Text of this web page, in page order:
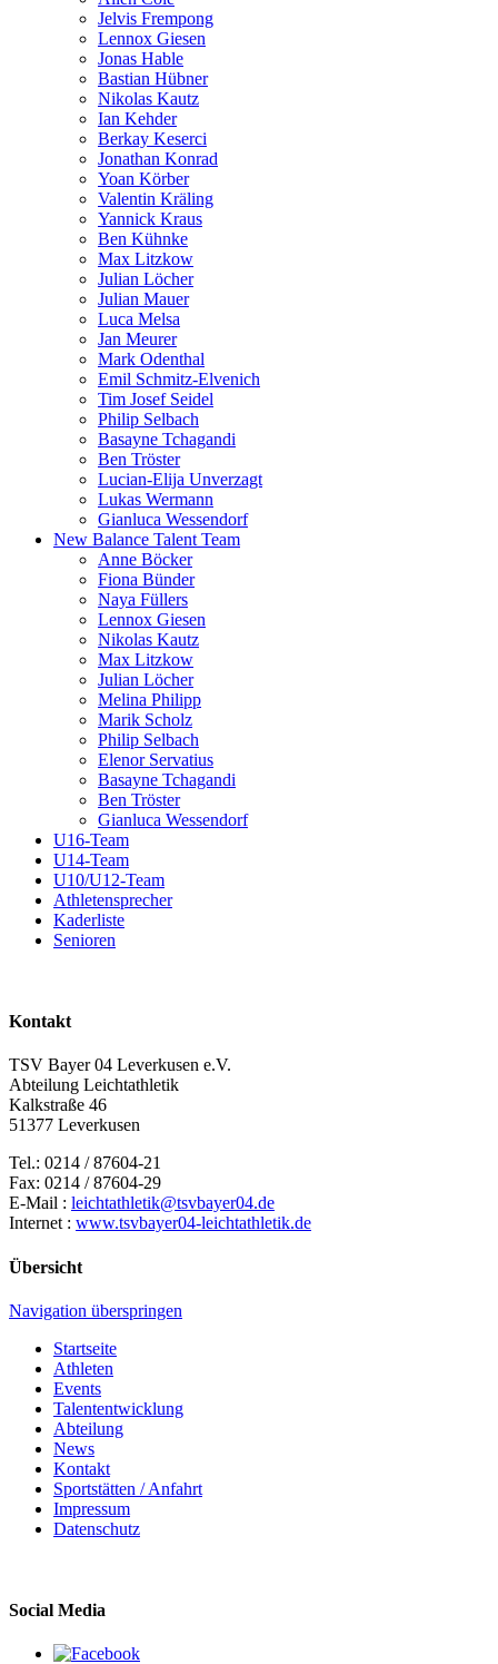
Jelvis Frempong
Lennox Giesen
Jonas Hable
Bastian Hübner
Nikolas Kautz
Ian Kehder
Berkay Keserci
Jonathan Konrad
Yoan Körber
Valentin Kräling
Yannick Kraus
Ben Kühnke
Max Litzkow
Julian Löcher
Julian Mauer
Luca Melsa
Jan Meurer
Mark Odenthal
Emil Schmitz-Elvenich
Tim Josef Seidel
Philip Selbach
Basayne Tchagandi
Ben Tröster
Lucian-Elija Unverzagt
Lukas Wermann
Gianluca Wessendorf
New Balance Talent Team
Anne Böcker
Fiona Bünder
Naya Füllers
Lennox Giesen
Nikolas Kautz
Max Litzkow
Julian Löcher
Melina Philipp
Marik Scholz
Philip Selbach
Elenor Servatius
Basayne Tchagandi
Ben Tröster
Gianluca Wessendorf
U16-Team
U14-Team
U10/U12-Team
Athletensprecher
Kaderliste
Senioren
Kontakt
TSV Bayer 04 Leverkusen e.V.
Abteilung Leichtathletik
Kalkstraße 46
51377 Leverkusen
Tel.: 0214 / 87604-21
Fax: 0214 / 87604-29
E-Mail : leichtathletik@tsvbayer04.de
Internet : www.tsvbayer04-leichtathletik.de
Übersicht
Navigation überspringen
Startseite
Athleten
Events
Talententwicklung
Abteilung
News
Kontakt
Sportstätten / Anfahrt
Impressum
Datenschutz
Social Media